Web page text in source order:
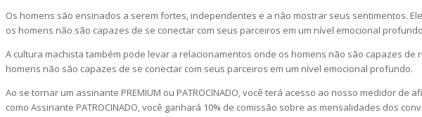
Os homens são ensinados a serem fortes, independentes e a não mostrar seus sentimentos.
os homens não são capazes de se conectar com seus parceiros em um nível emocional
A cultura machista também pode levar a relacionamentos onde os homens não são capazes
homens não são capazes de se conectar com seus parceiros em um nível emocional profundo.
Ao se tornar um assinante PREMIUM ou PATROCINADO, você terá acesso ao nosso medidor
como Assinante PATROCINADO, você ganhará 10% de comissão sobre as mensalidades dos